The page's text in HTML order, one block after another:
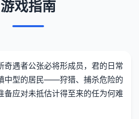
游戏指南
奇遇者公张必将形成员，君的日常
中型的居民——狩猎、捕杀危险的
备应对未抵估计得至来的任为何难